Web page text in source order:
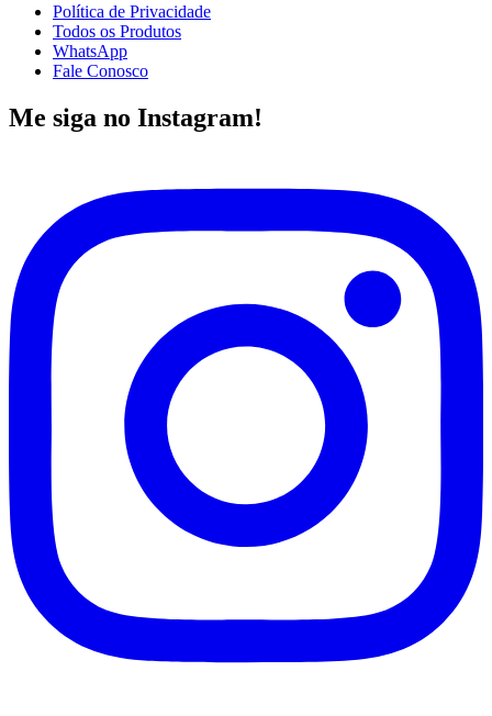
Política de Privacidade
Todos os Produtos
WhatsApp
Fale Conosco
Me siga no Instagram!